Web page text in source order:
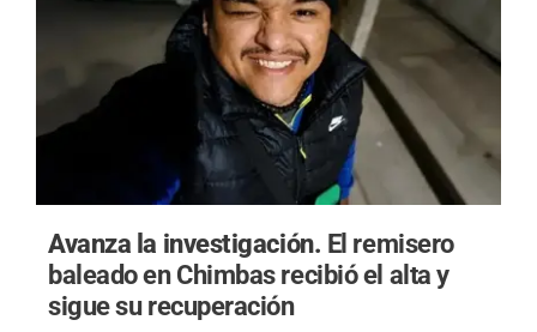
Avanza la investigación. El remisero
baleado en Chimbas recibió el alta y
sigue su recuperación